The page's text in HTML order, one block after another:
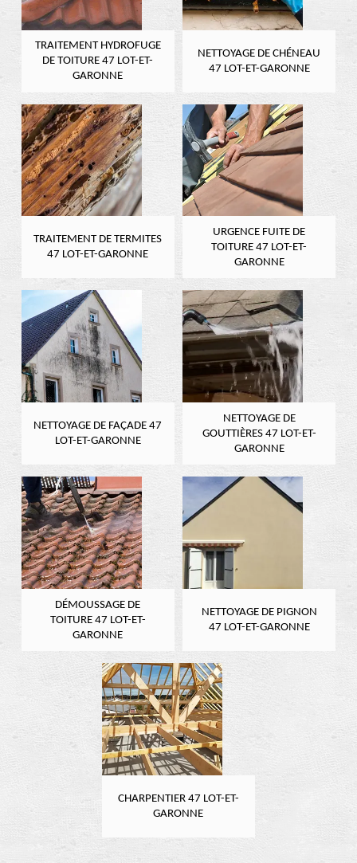
TRAITEMENT HYDROFUGE
DE TOITURE 47 LOT-ET-
GARONNE
NETTOYAGE DE CHÉNEAU
47 LOT-ET-GARONNE
TRAITEMENT DE TERMITES
47 LOT-ET-GARONNE
URGENCE FUITE DE
TOITURE 47 LOT-ET-
GARONNE
NETTOYAGE DE FAÇADE 47
LOT-ET-GARONNE
NETTOYAGE DE
GOUTTIÈRES 47 LOT-ET-
GARONNE
DÉMOUSSAGE DE
TOITURE 47 LOT-ET-
GARONNE
NETTOYAGE DE PIGNON
47 LOT-ET-GARONNE
CHARPENTIER 47 LOT-ET-
GARONNE